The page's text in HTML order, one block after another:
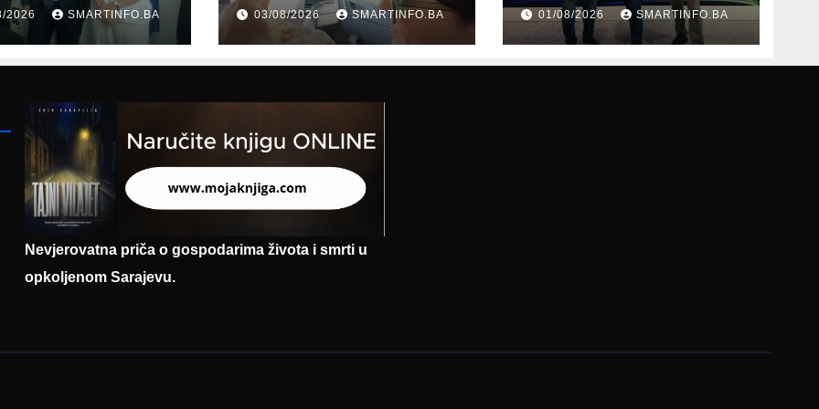
2026 SMARTINFO.BA
parodiju poslali
poruku
03/08/2026 SMARTINFO.BA
prisustvovao
prezentaciji
Federalnog sajma
01/08/2026 SMARTINFO.BA
Nevjerovatna priča o gospodarima života i smrti u
opkoljenom Sarajevu.